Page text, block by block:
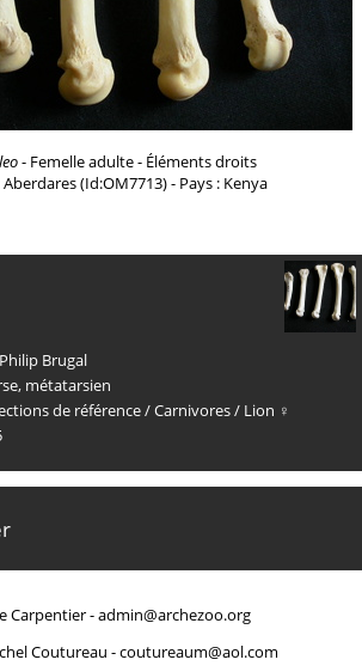
- Femelle adulte - Éléments droits
(Id:OM7713) - Pays : Kenya
Brugal
, métatarsien
de référence/Carnivores/ Lion ♀
Carpentier -admin@archezoo.org
Coutureau -coutureaum@aol.com